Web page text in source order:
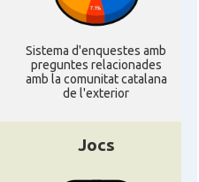
Sistema d'enquestes amb
preguntes relacionades
amb la comunitat catalana
de l'exterior
Jocs